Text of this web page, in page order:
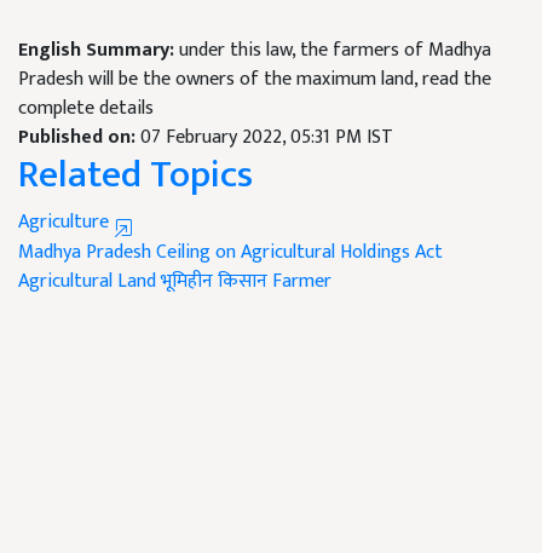
English Summary:under this law, the farmers of Madhya
Pradesh will be the owners of the maximum land, read the
complete details
Published on:07 February 2022, 05:31 PM IST
Related Topics
Agriculture
Madhya Pradesh Ceiling on Agricultural Holdings Act
Agricultural Landभूमिहीन किसानFarmer